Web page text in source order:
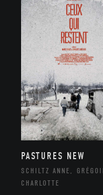
PASTURES NEW
SCHILTZ ANNE,
CHARLOTTE